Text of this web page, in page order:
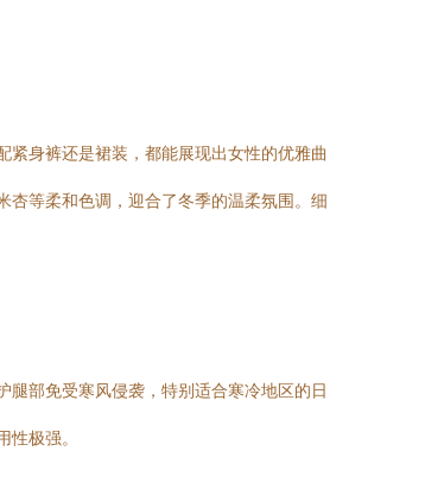
身裤还是裙装，都能展现出女性的优雅曲
杏等柔和色调，迎合了冬季的温柔氛围。细
部免受寒风侵袭，特别适合寒冷地区的日
极强。